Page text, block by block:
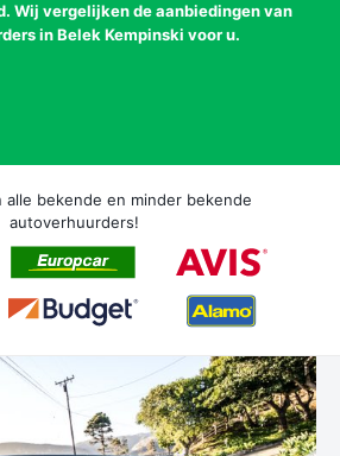
Wij vergelijken de aanbiedingen van
in Belek Kempinski voor u.
alle bekende en minder bekende
autoverhuurders!